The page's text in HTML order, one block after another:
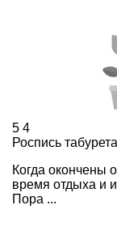
5 4
Роспись табурета
Когда окончены
время отдыха и
Пора ...